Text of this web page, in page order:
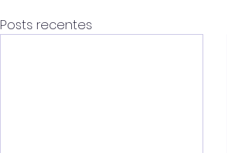
Posts recentes